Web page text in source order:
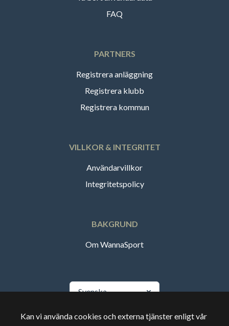
FAQ
PARTNERS
Registrera anläggning
Registrera klubb
Registrera kommun
VILLKOR & INTEGRITET
Användarvillkor
Integritetspolicy
BAKGRUND
Om WannaSport
Svenska
🇸🇪Sverige
Kan vi använda cookies och externa tjänster enligt vår